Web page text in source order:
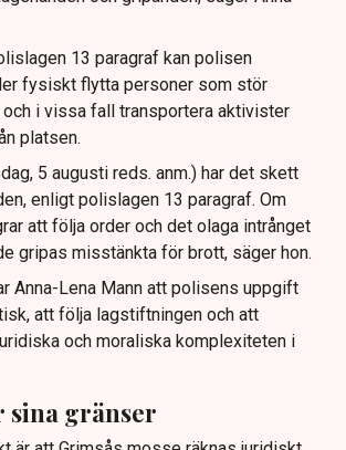
13 paragraf kan polisen
fysiskt flytta personer som stör
och i vissa fall transportera aktivister
platsen.
5 augusti reds. anm.) har det skett
enligt polislagen 13 paragraf. Om
att följa order och det olaga intrånget
gripas misstänkta för brott, säger hon.
Anna-Lena Mann att polisens uppgift
att följa lagstiftningen och att
och moraliska komplexiteten i
sina gränser